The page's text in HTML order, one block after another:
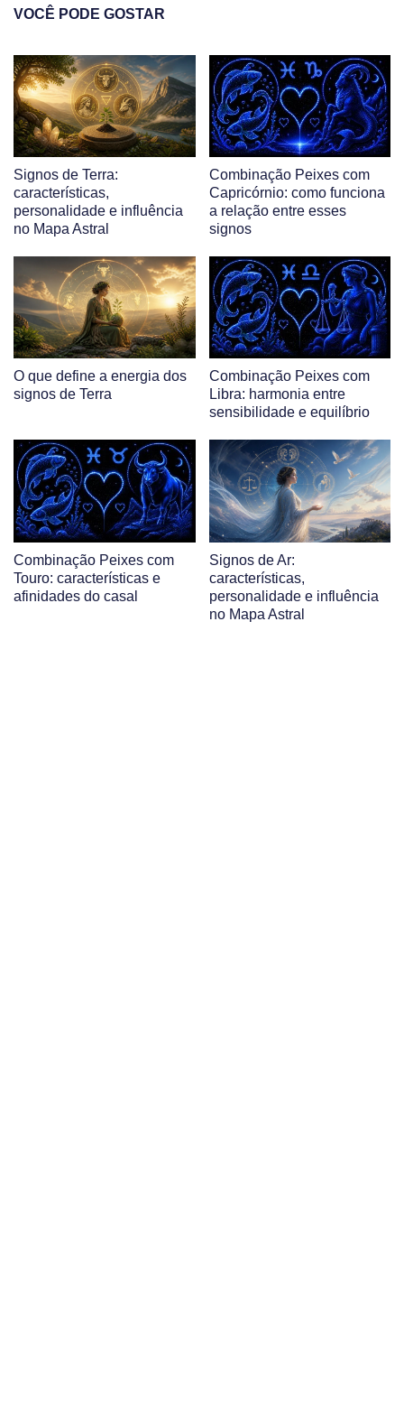
VOCÊ PODE GOSTAR
Signos de Terra:
características,
personalidade e influência
no Mapa Astral
Combinação Peixes com
Capricórnio: como funciona
a relação entre esses
signos
O que define a energia dos
signos de Terra
Combinação Peixes com
Libra: harmonia entre
sensibilidade e equilíbrio
Combinação Peixes com
Touro: características e
afinidades do casal
Signos de Ar:
características,
personalidade e influência
no Mapa Astral